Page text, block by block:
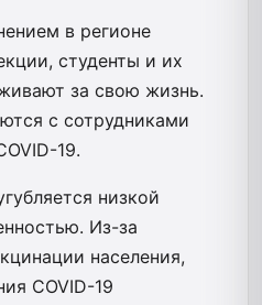
в регионе
студенты и их
за свою жизнь.
с сотрудниками
19.
низкой
Из-за
населения,
COVID-19